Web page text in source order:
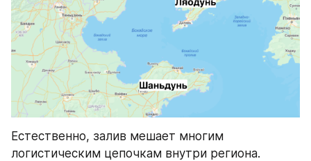
Естественно, залив мешает многим
логистическим цепочкам внутри региона.